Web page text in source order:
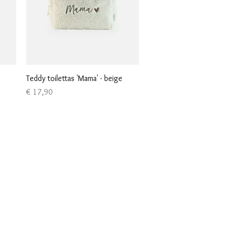
Snel overzicht
Teddy toilettas 'Mama' - beige
Prijs
€ 17,90